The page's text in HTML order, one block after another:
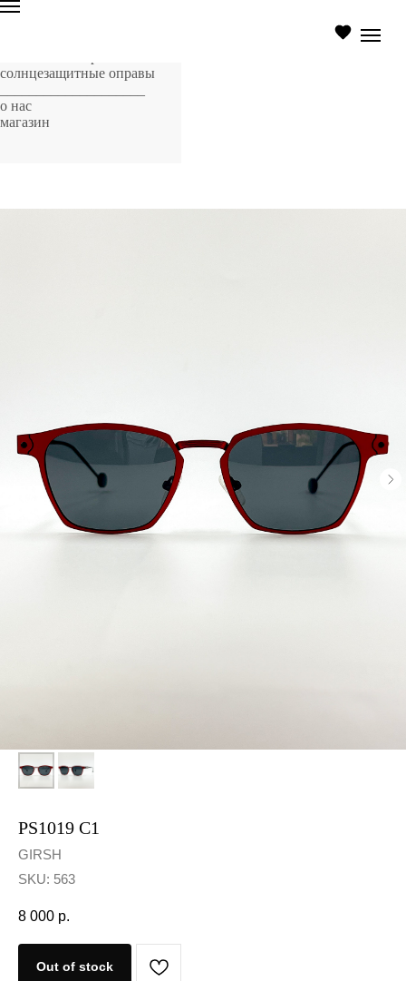
солнцезащитные оправы
о нас
магазин
PS1019 C1
GIRSH
SKU: 563
8 000 р.
Out of stock